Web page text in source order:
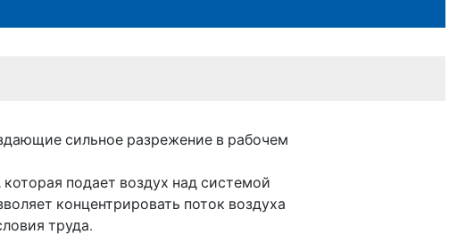
сильное разрежение в рабочем
подает воздух над системой
концентрировать поток воздуха
труда.